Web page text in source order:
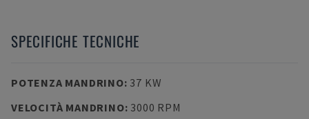
SPECIFICHE TECNICHE
POTENZA MANDRINO: 37 KW
VELOCITÀ MANDRINO: 3000 RPM